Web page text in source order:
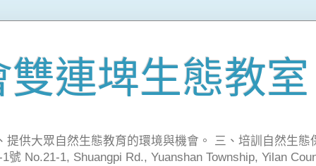
連埤生態教室
供大眾自然生態教育的環境與機會。 三、培訓自然生態
No.21-1, Shuangpi Rd., Yuanshan Township, Yilan